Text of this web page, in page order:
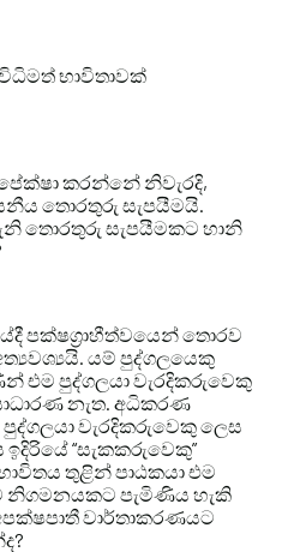
භාවිතාවක්
කරන්නේ නිවැරදි,
තොරතුරු සැපයීමයි.
තොරතුරු සැපයීමකට හානි
පක්ෂග්‍රාහීත්වයෙන් තොරව
යම් පුද්ගලයෙකු
එම පුද්ගලයා වැරදිකරුවෙකු
නැත. අධිකරණ
වැරදිකරුවෙකු ලෙස
“සැකකරුවෙකු”
තුළින් පාඨකයා එම
නිගමනයකට පැමිණිය හැකි
වාර්තාකරණයට